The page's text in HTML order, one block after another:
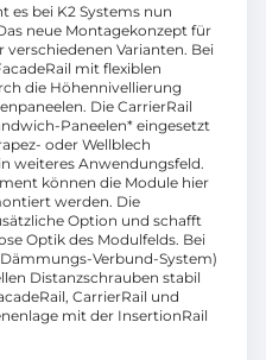
es bei K2 Systems nun
neue Montagekonzept für
verschiedenen Varianten. Bei
mit flexiblen
die Höhennivellierung
Die CarrierRail
Paneelen* eingesetzt
oder Wellblech
weiteres Anwendungsfeld.
können die Module hier
werden. Die
Option und schafft
Optik des Modulfelds. Bei
Verbund-System)
Distanzschrauben stabil
CarrierRail und
mit der InsertionRail